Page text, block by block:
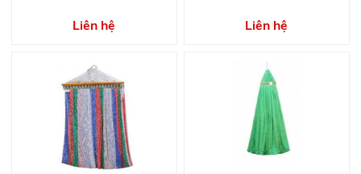
Liên hệ Liên hệ